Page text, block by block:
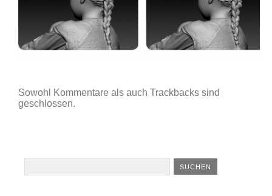
Sowohl Kommentare als auch Trackbacks sind
geschlossen.